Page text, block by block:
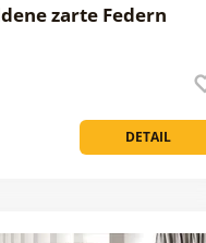
zarte Federn
DETAIL